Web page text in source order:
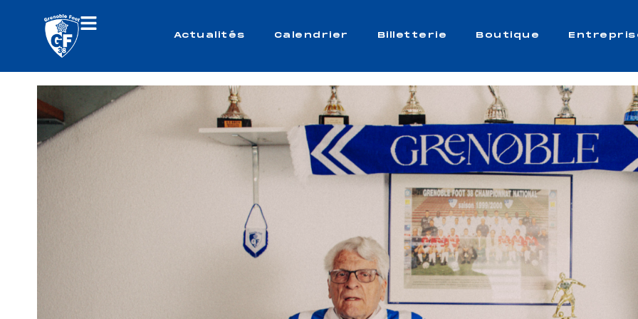
Actualités Calendrier Billetterie Boutique